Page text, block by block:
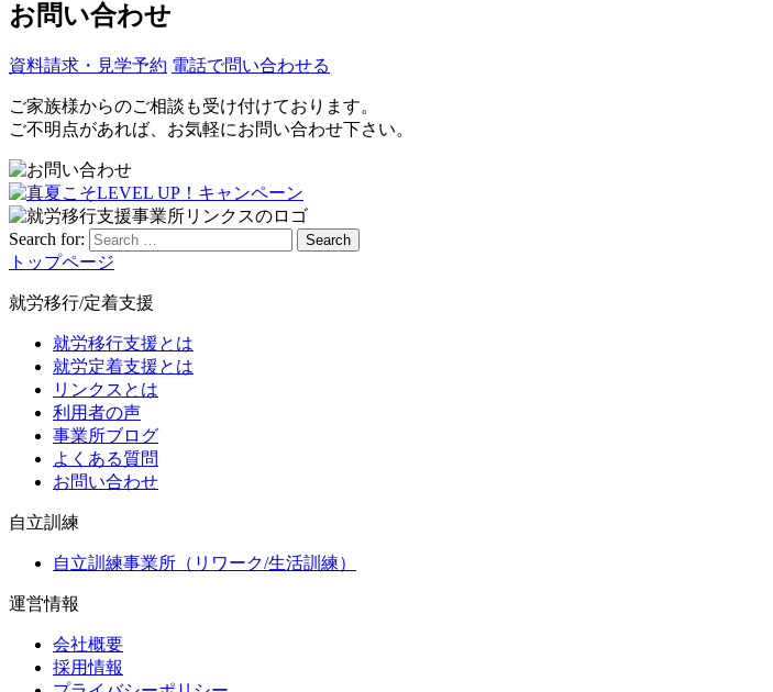
お問い合わせ
資料請求・見学予約 電話で問い合わせる
ご家族様からのご相談も受け付けております。
ご不明点があれば、お気軽にお問い合わせ下さい。
Search for: Search
トップページ
就労移行/定着支援
就労移行支援とは
就労定着支援とは
リンクスとは
利用者の声
事業所ブログ
よくある質問
お問い合わせ
自立訓練
自立訓練事業所（リワーク/生活訓練）
運営情報
会社概要
採用情報